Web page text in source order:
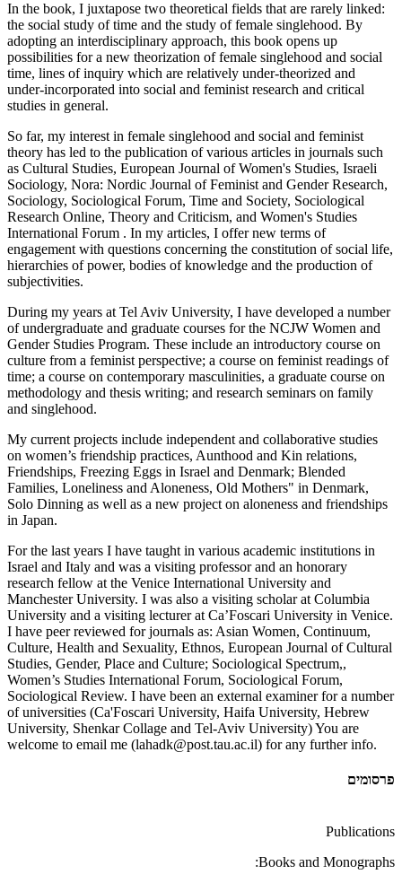
In the book, I juxtapose two theoretical fields that are rarely linked:
the social study of time and the study of female singlehood. By
adopting an interdisciplinary approach, this book opens up
possibilities for a new theorization of female singlehood and social
time, lines of inquiry which are relatively under-theorized and
under-incorporated into social and feminist research and critical
studies in general.
So far, my interest in female singlehood and social and feminist
theory has led to the publication of various articles in journals such
as Cultural Studies, European Journal of Women's Studies, Israeli
Sociology, Nora: Nordic Journal of Feminist and Gender Research,
Sociology, Sociological Forum, Time and Society, Sociological
Research Online, Theory and Criticism, and Women's Studies
International Forum . In my articles, I offer new terms of
engagement with questions concerning the constitution of social life,
hierarchies of power, bodies of knowledge and the production of
subjectivities.
During my years at Tel Aviv University, I have developed a number
of undergraduate and graduate courses for the NCJW Women and
Gender Studies Program. These include an introductory course on
culture from a feminist perspective; a course on feminist readings of
time; a course on contemporary masculinities, a graduate course on
methodology and thesis writing; and research seminars on family
and singlehood.
My current projects include independent and collaborative studies
on women’s friendship practices, Aunthood and Kin relations,
Friendships, Freezing Eggs in Israel and Denmark; Blended
Families, Loneliness and Aloneness, Old Mothers" in Denmark,
Solo Dinning as well as a new project on aloneness and friendships
in Japan.
For the last years I have taught in various academic institutions in
Israel and Italy and was a visiting professor and an honorary
research fellow at the Venice International University and
Manchester University. I was also a visiting scholar at Columbia
University and a visiting lecturer at Ca’Foscari University in Venice.
I have peer reviewed for journals as​: Asian Women, Continuum,
Culture, Health and Sexuality, Ethnos, European Journal of Cultural
Studies, Gender, Place and Culture; Sociological Spectrum,,
Women’s Studies International Forum, Sociological Forum,
Sociological Review. I have been an external examiner for a number
of universities (Ca'Foscari University, Haifa University, Hebrew
University, Shenkar Collage and Tel-Aviv University) You are
welcome to email me (lahadk@post.tau.ac.il) for any further info.
פרסומים
Publications
Books and Monographs: